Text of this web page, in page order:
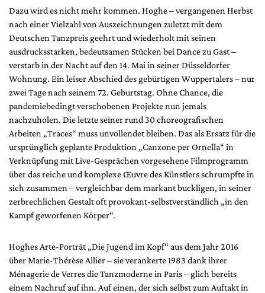
Newsletter
Redaktion
Autor:innen
Partner
Mediadaten
Suche
Dazu wird es nicht mehr kommen. Hoghe – vergangenen Herbst
nach einer Vielzahl von Auszeichnungen zuletzt mit dem
Deutschen Tanzpreis geehrt und wiederholt mit seinen
ausdrucksstarken, bedeutsamen Stücken bei Dance zu Gast –
verstarb in der Nacht auf den 14. Mai in seiner Düsseldorfer
Wohnung. Ein leiser Abschied des gebürtigen Wuppertalers – nur
zwei Tage nach seinem 72. Geburtstag. Ohne Chance, die
pandemiebedingt verschobenen Projekte nun jemals
nachzuholen. Die letzte seiner rund 30 choreografischen
Arbeiten „Traces“ muss unvollendet bleiben. Das als Ersatz für die
ursprünglich geplante Produktion „Canzone per Ornella“ in
Verknüpfung mit Live-Gesprächen vorgesehene Filmprogramm
über das reiche und komplexe Œuvre des Künstlers schrumpfte in
sich zusammen – vergleichbar dem markant buckligen, in seiner
zerbrechlichen Gestalt oft provokant-selbstverständlich „in den
Kampf geworfenen Körper“.
Hoghes Arte-Porträt „Die Jugend im Kopf“ aus dem Jahr 2016
über Marie-Thérèse Allier – sie verankerte 1983 dank ihrer
Ménagerie de Verres die Tanzmoderne in Paris – glich bereits
einem Nachruf auf ihn. Auf einen, der sich selbst zum Auftakt in